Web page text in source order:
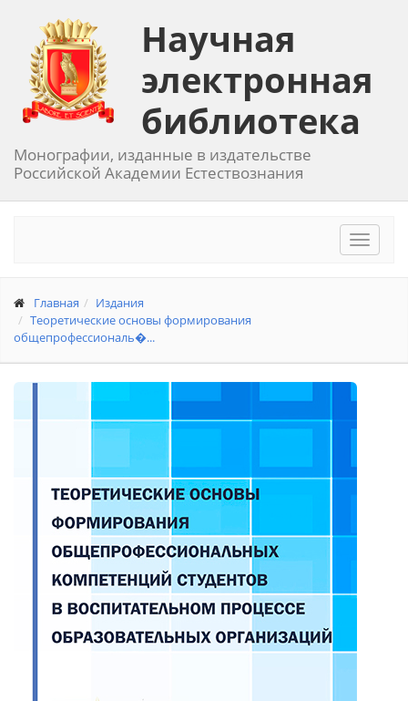
Научная
электронная
библиотека
Монографии, изданные в издательстве
Российской Академии Естествознания
Toggle
Главная
Издания
Теоретические основы формирования
общепрофессиональ�...